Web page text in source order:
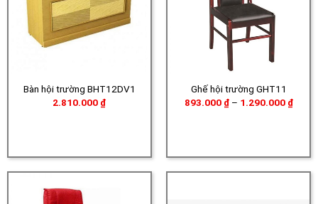
Bàn hội trường BHT12DV1
2.810.000 ₫
Ghế hội trường GHT11
893.000 ₫ – 1.290.000 ₫
giá: